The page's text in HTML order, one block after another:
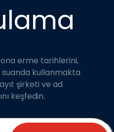
erme tarihlerini,
kullanmakta
şirketi ve ad
keşfedin.